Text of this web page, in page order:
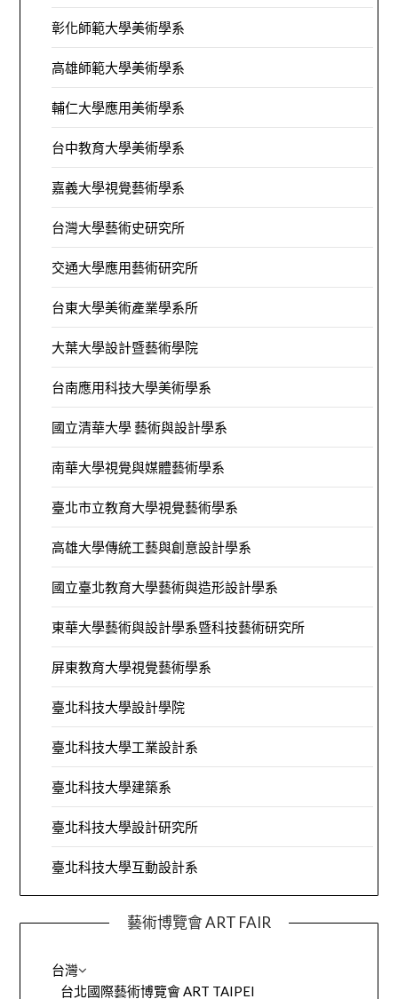
彰化師範大學美術學系
高雄師範大學美術學系
輔仁大學應用美術學系
台中教育大學美術學系
嘉義大學視覺藝術學系
台灣大學藝術史研究所
交通大學應用藝術研究所
台東大學美術產業學系所
大葉大學設計暨藝術學院
台南應用科技大學美術學系
國立清華大學 藝術與設計學系
南華大學視覺與媒體藝術學系
臺北市立教育大學視覺藝術學系
高雄大學傳統工藝與創意設計學系
國立臺北教育大學藝術與造形設計學系
東華大學藝術與設計學系暨科技藝術研究所
屏東教育大學視覺藝術學系
臺北科技大學設計學院
臺北科技大學工業設計系
臺北科技大學建築系
臺北科技大學設計研究所
臺北科技大學互動設計系
藝術博覽會 ART FAIR
台灣
台北國際藝術博覽會 ART TAIPEI